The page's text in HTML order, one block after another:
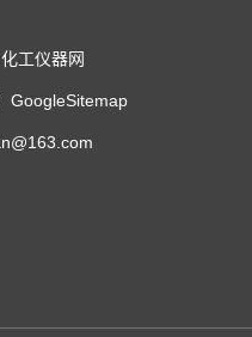
工仪器网
GoogleSitemap